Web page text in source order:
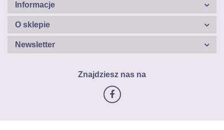
Informacje
O sklepie
Newsletter
Znajdziesz nas na